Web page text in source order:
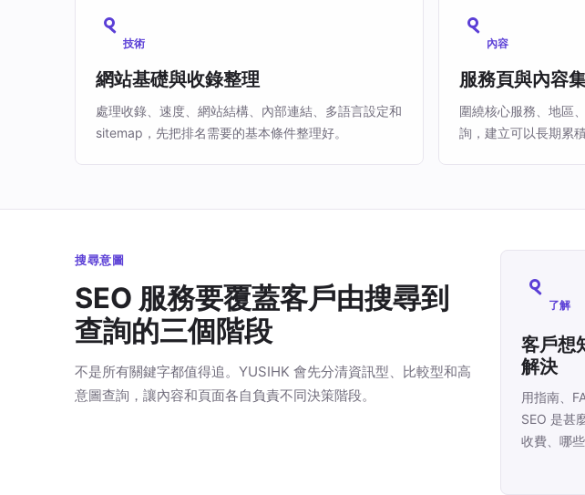
技術
網站基礎與收錄整理
處理收錄、速度、網站結構、內部連結、多語言設定和
sitemap，先把排名需要的基本條件整理好。
內容
服務頁與內容
圍繞核心服務、地區
詢，建立可以長期累
搜尋意圖
SEO 服務要覆蓋客戶由搜尋到
查詢的三個階段
不是所有關鍵字都值得追。YUSIHK 會先分清資訊型、比較型和高
意圖查詢，讓內容和頁面各自負責不同決策階段。
了解
客戶想
解決
用指南、
SEO 是甚
收費、哪